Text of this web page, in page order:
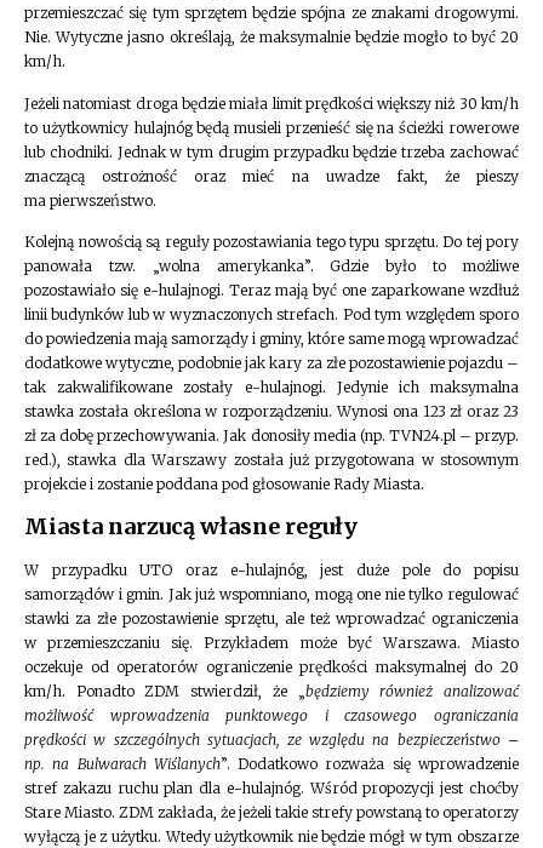
przemieszczać się tym sprzętem będzie spójna ze znakami drogowymi.
Nie. Wytyczne jasno określają, że maksymalnie będzie mogło to być 20
km/h.
Jeżeli natomiast droga będzie miała limit prędkości większy niż 30 km/h
to użytkownicy hulajnóg będą musieli przenieść się na ścieżki rowerowe
lub chodniki. Jednak w tym drugim przypadku będzie trzeba zachować
znaczącą ostrożność oraz mieć na uwadze fakt, że pieszy
ma pierwszeństwo.
Kolejną nowością są reguły pozostawiania tego typu sprzętu. Do tej pory
panowała tzw. „wolna amerykanka”. Gdzie było to możliwe
pozostawiało się e-hulajnogi. Teraz mają być one zaparkowane wzdłuż
linii budynków lub w wyznaczonych strefach. Pod tym względem sporo
do powiedzenia mają samorządy i gminy, które same mogą wprowadzać
dodatkowe wytyczne, podobnie jak kary za złe pozostawienie pojazdu –
tak zakwalifikowane zostały e-hulajnogi. Jedynie ich maksymalna
stawka została określona w rozporządzeniu. Wynosi ona 123 zł oraz 23
zł za dobę przechowywania. Jak donosiły media (np. TVN24.pl – przyp.
red.), stawka dla Warszawy została już przygotowana w stosownym
projekcie i zostanie poddana pod głosowanie Rady Miasta.
Miasta narzucą własne reguły
W przypadku UTO oraz e-hulajnóg, jest duże pole do popisu
samorządów i gmin. Jak już wspomniano, mogą one nie tylko regulować
stawki za złe pozostawienie sprzętu, ale też wprowadzać ograniczenia
w przemieszczaniu się. Przykładem może być Warszawa. Miasto
oczekuje od operatorów ograniczenie prędkości maksymalnej do 20
km/h. Ponadto ZDM stwierdził, że „będziemy również analizować
możliwość wprowadzenia punktowego i czasowego ograniczania
prędkości w szczególnych sytuacjach, ze względu na bezpieczeństwo –
np. na Bulwarach Wiślanych”. Dodatkowo rozważa się wprowadzenie
stref zakazu ruchu plan dla e-hulajnóg. Wśród propozycji jest choćby
Stare Miasto. ZDM zakłada, że jeżeli takie strefy powstaną to operatorzy
wyłączą je z użytku. Wtedy użytkownik nie będzie mógł w tym obszarze